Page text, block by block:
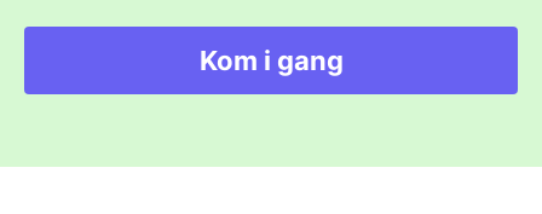
henvise publikum til å kjøpe direkte fra
Kom i gang